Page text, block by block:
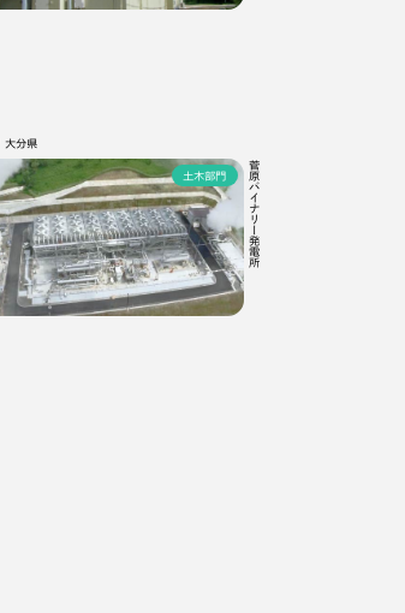
大分県
菅原バイナリー発電所
土木部門